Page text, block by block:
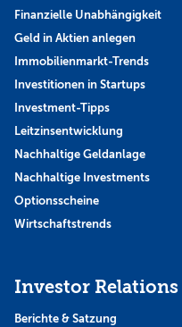
Finanzielle Unabhängigkeit
Geld in Aktien anlegen
Immobilienmarkt-Trends
Investitionen in Startups
Investment-Tipps
Leitzinsentwicklung
Nachhaltige Geldanlage
Nachhaltige Investments
Optionsscheine
Wirtschaftstrends
Investor Relations
Berichte & Satzung